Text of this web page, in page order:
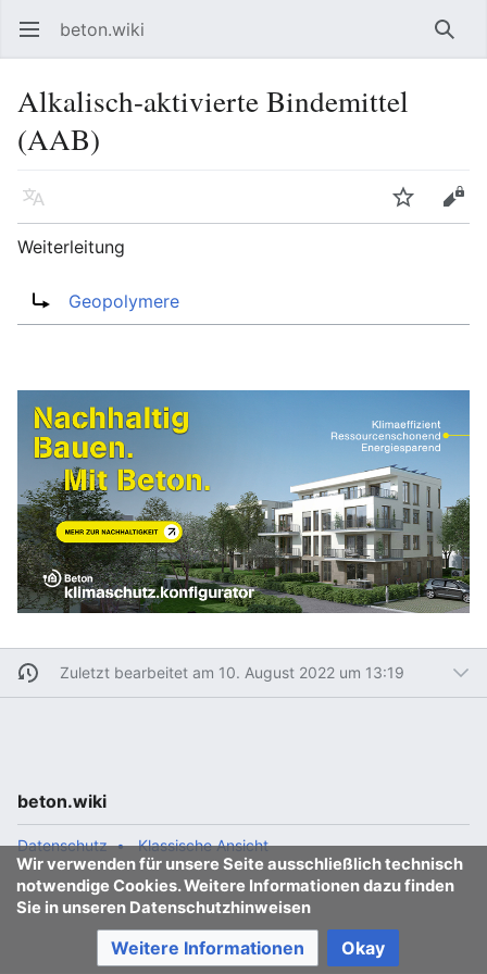
Hauptmenü öffnen beton.wiki
Alkalisch-aktivierte Bindemittel
(AAB)
Sprache Beobachten
Bearbeiten
Weiterleitung
Geopolymere
Zuletzt bearbeitet am 10. August 2022 um 13:19
Wir verwenden für unsere Seite ausschließlich technisch
notwendige Cookies. Weitere Informationen dazu finden
Sie in unseren Datenschutzhinweisen
Weitere Informationen Okay
beton.wiki
Datenschutz Klassische Ansicht